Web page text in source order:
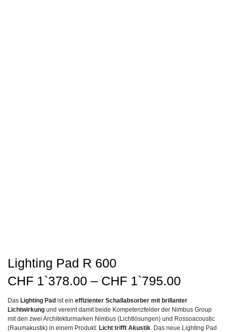
Lighting Pad R 600
CHF 1`378.00 – CHF 1`795.00
bis
Das Lighting Pad ist ein effizienter Schallabsorber mit brillanter
Lichtwirkung und vereint damit beide Kompetenzfelder der Nimbus Group
mit den zwei Architekturmarken Nimbus (Lichtlösungen) und Rossoacoustic
(Raumakustik) in einem Produkt: Licht trifft Akustik. Das neue Lighting Pad